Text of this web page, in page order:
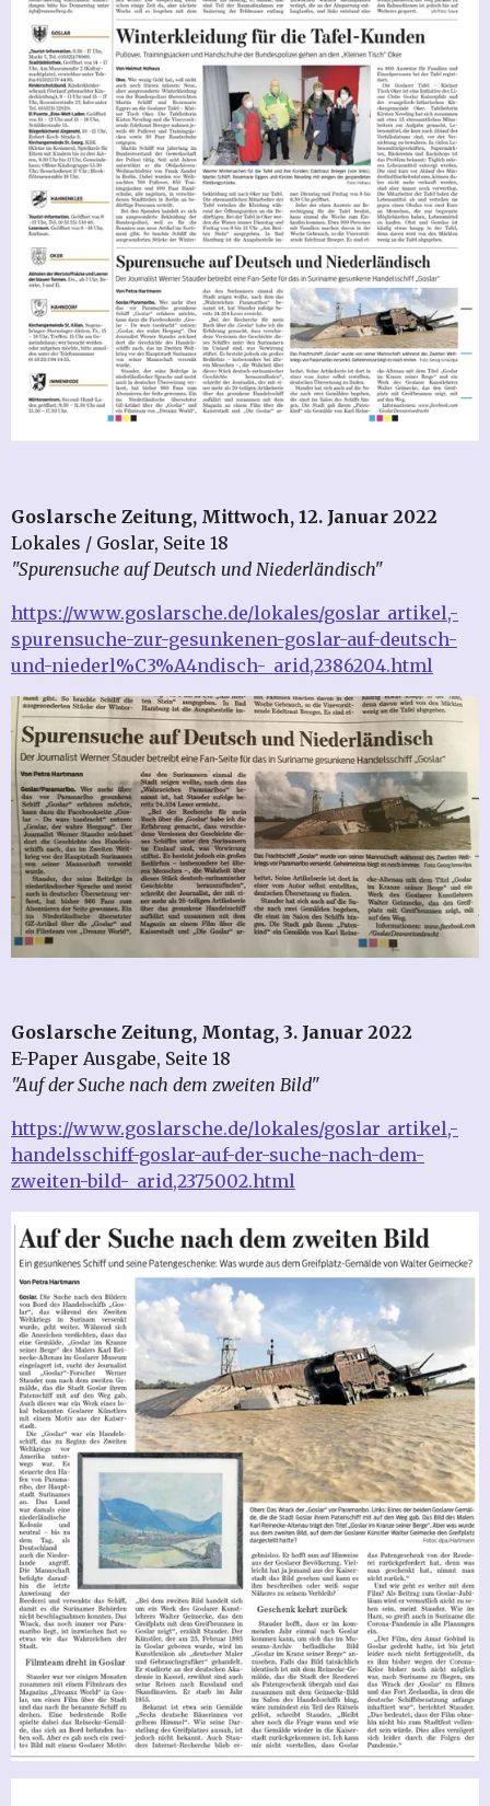
Goslarsche Zeitung, Mittwoch, 12. Januar 2022
Lokales / Goslar, Seite 18
"Spurensuche auf Deutsch und Niederländisch"
https://www.goslarsche.de/lokales/goslar_artikel,-
spurensuche-zur-gesunkenen-goslar-auf-deutsch-
und-niederl%C3%A4ndisch-_arid,2386204.html
Goslarsche Zeitung, Montag, 3. Januar 2022
E-Paper Ausgabe, Seite 18
"Auf der Suche nach dem zweiten Bild"
https://www.goslarsche.de/lokales/goslar_artikel,-
handelsschiff-goslar-auf-der-suche-nach-dem-
zweiten-bild-_arid,2375002.html